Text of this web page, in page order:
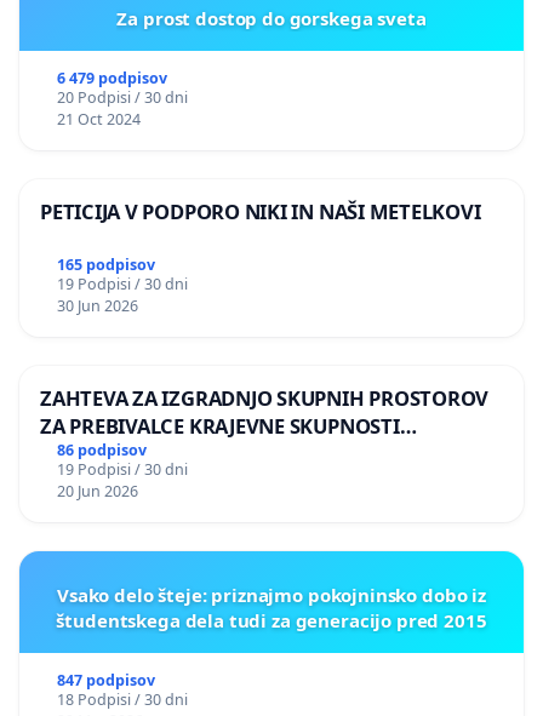
Za prost dostop do gorskega sveta
6 479 podpisov
20 Podpisi / 30 dni
21 Oct 2024
PETICIJA V PODPORO NIKI IN NAŠI METELKOVI
165 podpisov
19 Podpisi / 30 dni
30 Jun 2026
ZAHTEVA ZA IZGRADNJO SKUPNIH PROSTOROV
ZA PREBIVALCE KRAJEVNE SKUPNOSTI
PRESTRANEK
86 podpisov
19 Podpisi / 30 dni
20 Jun 2026
Vsako delo šteje: priznajmo pokojninsko dobo iz
študentskega dela tudi za generacijo pred 2015
847 podpisov
18 Podpisi / 30 dni